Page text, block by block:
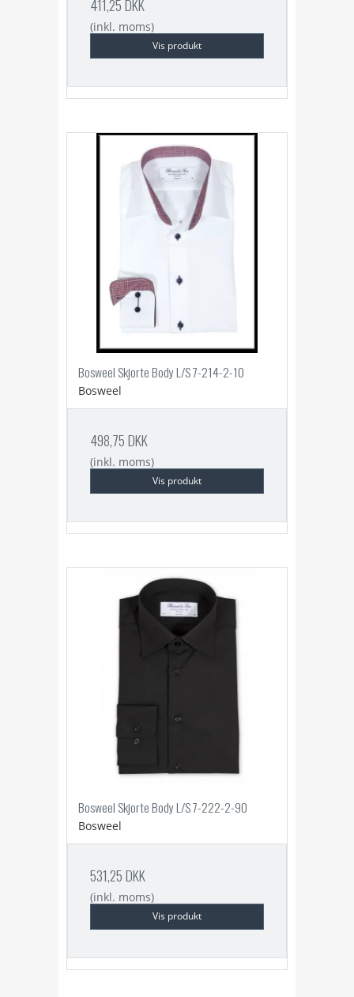
411,25 DKK
(inkl. moms)
Vis produkt
Bosweel Skjorte Body L/S 7-214-2-10
Bosweel
498,75 DKK
(inkl. moms)
Vis produkt
Bosweel Skjorte Body L/S 7-222-2-90
Bosweel
531,25 DKK
(inkl. moms)
Vis produkt